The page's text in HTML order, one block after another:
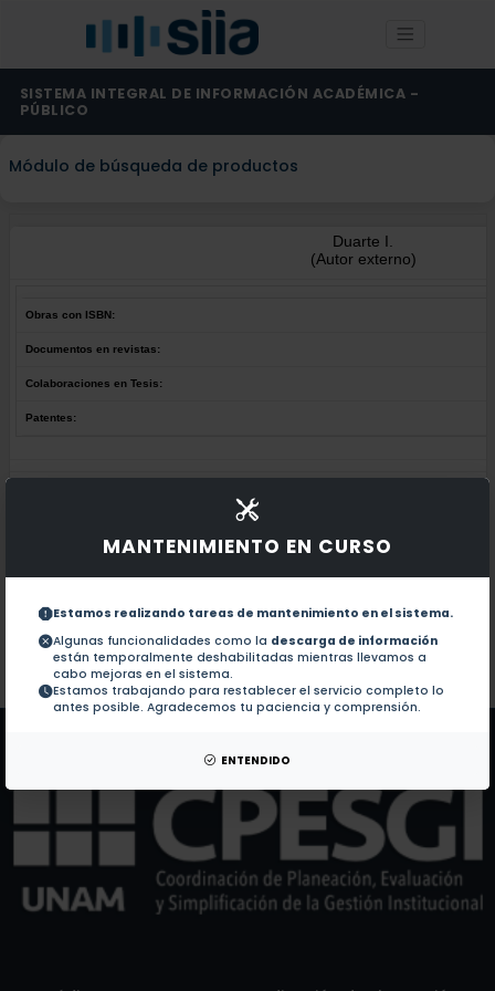
MANTENIMIENTO EN CURSO
Estamos realizando tareas de mantenimiento en el sistema.
Algunas funcionalidades como la descarga de información
están temporalmente deshabilitadas mientras llevamos a
cabo mejoras en el sistema.
Estamos trabajando para restablecer el servicio completo lo
antes posible. Agradecemos tu paciencia y comprensión.
ENTENDIDO
SISTEMA INTEGRAL DE INFORMACIÓN ACADÉMICA -
PÚBLICO
Módulo de búsqueda de productos
Duarte I.
(Autor externo)
Obras con ISBN:
Documentos en revistas:
Colaboraciones en Tesis:
Patentes:
Colaboraciones en Tesis: No hay tesis de este autor.
Patentes: No hay patentes de este autor.